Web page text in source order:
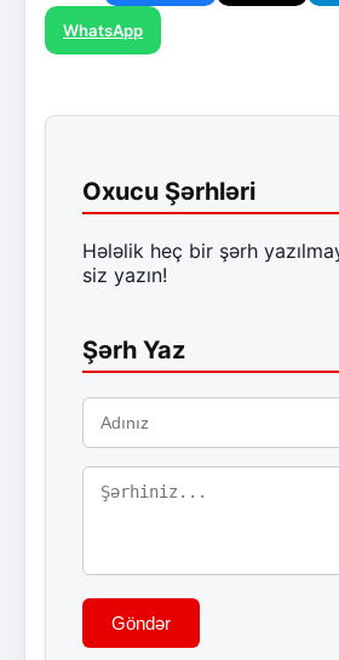
WhatsApp
Oxucu Şərhləri
Hələlik heç bir şərh
siz yazın!
Şərh Yaz
Göndər